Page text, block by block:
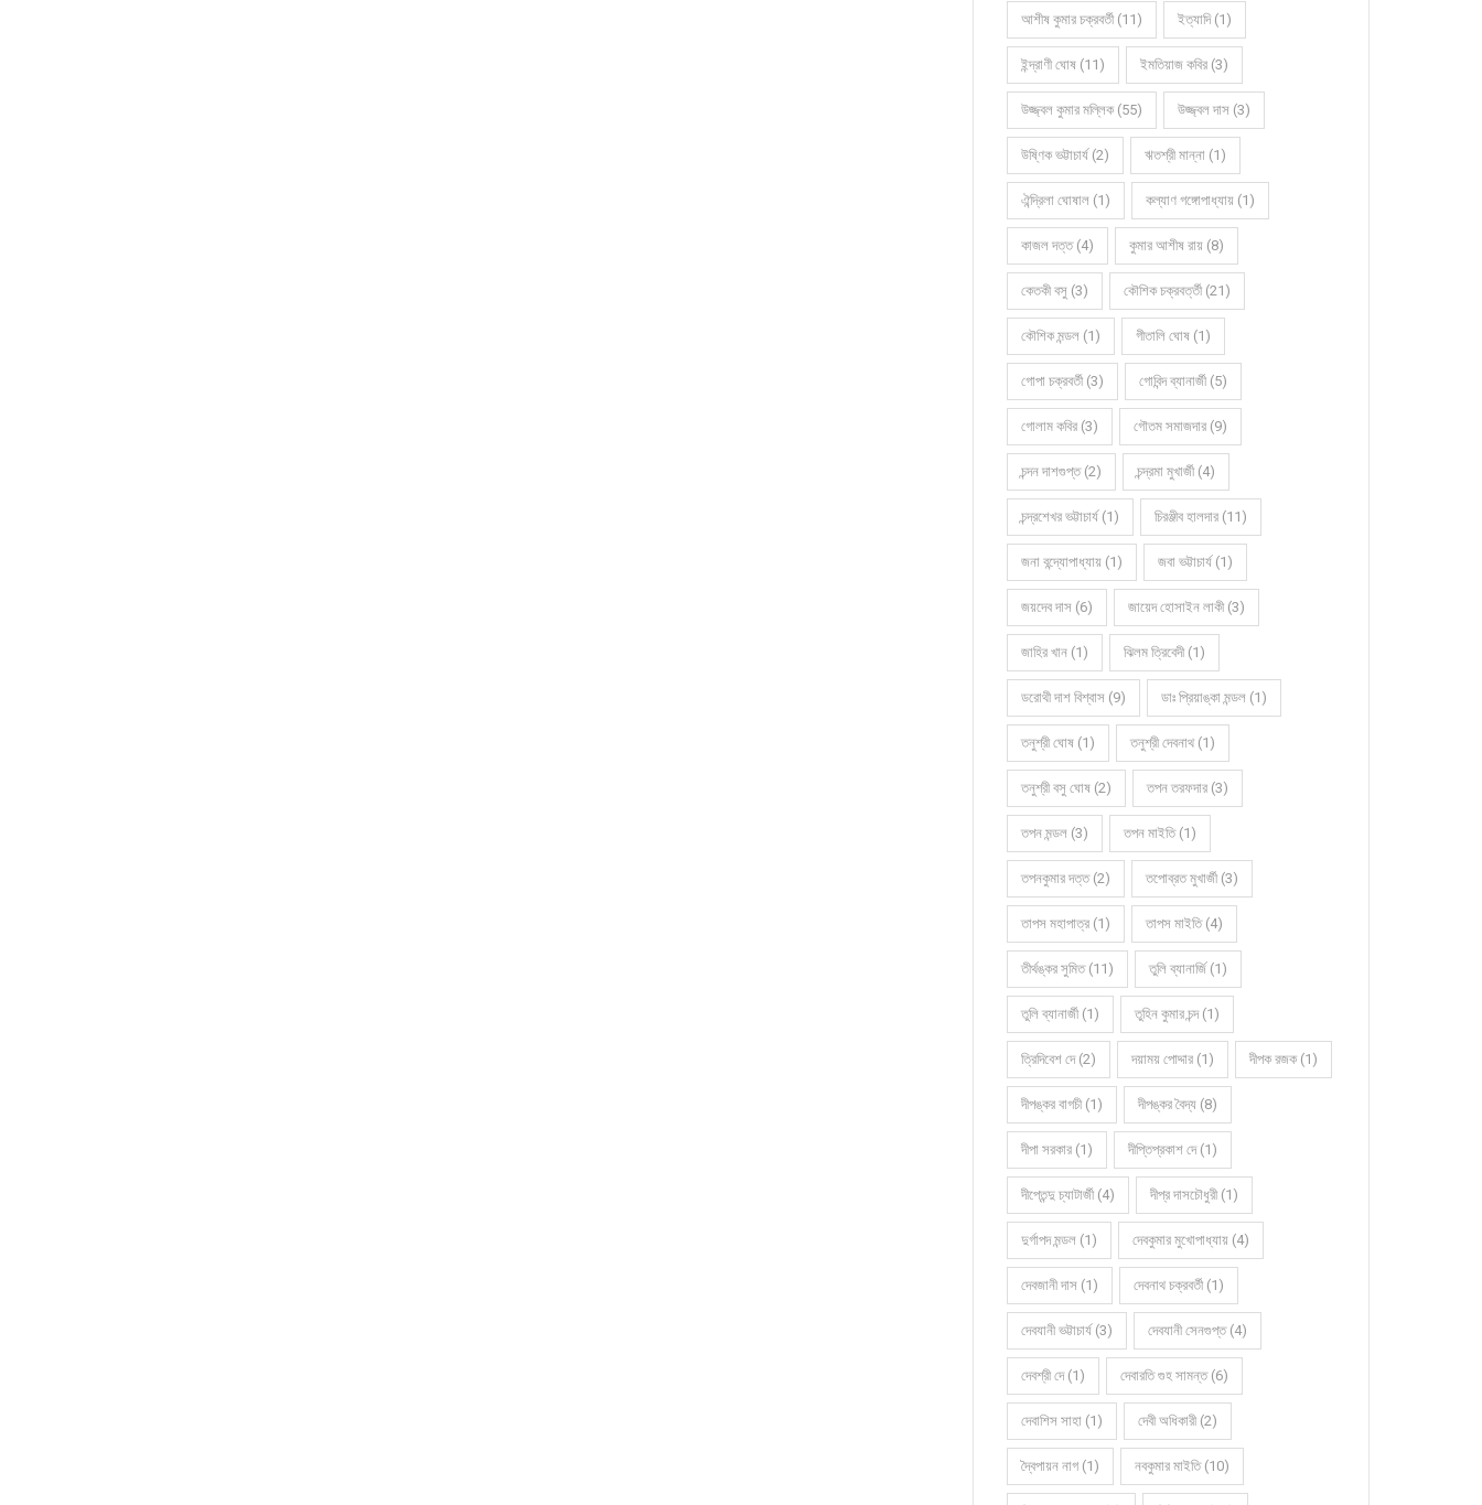
আশীষ কুমার চক্রবর্তী (11) ইত্যাদি (1)
ইন্দ্রাণী ঘোষ (11) ইমতিয়াজ কবির (3)
উজ্জ্বল কুমার মল্লিক (55) উজ্জ্বল দাস (3)
উষ্ণিক ভট্টাচার্য (2) ঋতশ্রী মান্না (1)
ঐন্দ্রিলা ঘোষাল (1) কল্যাণ গঙ্গোপাধ্যায় (1)
কাজল দত্ত (4) কুমার আশীষ রায় (8)
কেতকী বসু (3) কৌশিক চক্রবর্ত্তী (21)
কৌশিক মন্ডল (1) গীতালি ঘোষ (1)
গোপা চক্রবর্তী (3) গোবিন্দ ব্যানার্জী (5)
গোলাম কবির (3) গৌতম সমাজদার (9)
চন্দন দাশগুপ্ত (2) চন্দ্রমা মুখার্জী (4)
চন্দ্রশেখর ভট্টাচার্য (1) চিরঞ্জীব হালদার (11)
জনা বন্দ্যোপাধ্যায় (1) জবা ভট্টাচার্য (1)
জয়দেব দাস (6) জায়েদ হোসাইন লাকী (3)
জাহির খান (1) ঝিলম ত্রিবেদী (1)
ডরোথী দাশ বিশ্বাস (9) ডাঃ প্রিয়াঙ্কা মন্ডল (1)
তনুশ্রী ঘোষ (1) তনুশ্রী দেবনাথ (1)
তনুশ্রী বসু ঘোষ (2) তপন তরফদার (3)
তপন মন্ডল (3) তপন মাইতি (1)
তপনকুমার দত্ত (2) তপোব্রত মুখার্জী (3)
তাপস মহাপাত্র (1) তাপস মাইতি (4)
তীর্থঙ্কর সুমিত (11) তুলি ব্যানার্জি (1)
তুলি ব্যানার্জী (1) তুহিন কুমার চন্দ (1)
ত্রিদিবেশ দে (2) দয়াময় পোদ্দার (1) দীপক রজক (1)
দীপঙ্কর বাগচী (1) দীপঙ্কর বৈদ্য (8)
দীপা সরকার (1) দীপ্তিপ্রকাশ দে (1)
দীপ্তেন্দু চ্যাটার্জী (4) দীপ্র দাসচৌধুরী (1)
দুর্গাপদ মন্ডল (1) দেবকুমার মুখোপাধ্যায় (4)
দেবজানী দাস (1) দেবনাথ চক্রবর্তী (1)
দেবযানী ভট্টাচার্য (3) দেবযানী সেনগুপ্ত (4)
দেবশ্রী দে (1) দেবারতি গুহ সামন্ত (6)
দেবাশিস সাহা (1) দেবী অধিকারী (2)
দ্বৈপায়ন নাগ (1) নবকুমার মাইতি (10)